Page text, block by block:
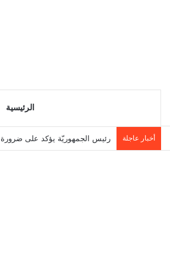
الرئيسية
أخبار عاجلة رئيس الجمهوريّة يؤكد على ضرورة